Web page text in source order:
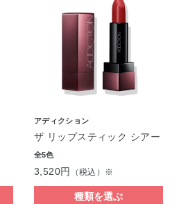
アディクション
ザ リップスティック シアー
全5色
3,520円 （税込）※
種類を選ぶ